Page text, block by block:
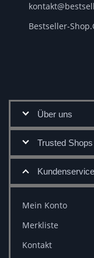
Bestseller-
Über uns
Trusted Shops
Kundenservice
Mein Konto
Merkliste
Kontakt